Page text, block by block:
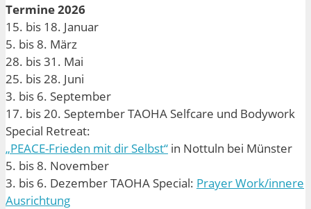
Termine 2026
15. bis 18. Januar
5. bis 8. März
28. bis 31. Mai
25. bis 28. Juni
3. bis 6. September
17. bis 20. September TAOHA Selfcare und Bodywork
Special Retreat:
„PEACE-Frieden mit dir Selbst“ in Nottuln bei Münster
5. bis 8. November
3. bis 6. Dezember TAOHA Special: Prayer Work/innere
Ausrichtung